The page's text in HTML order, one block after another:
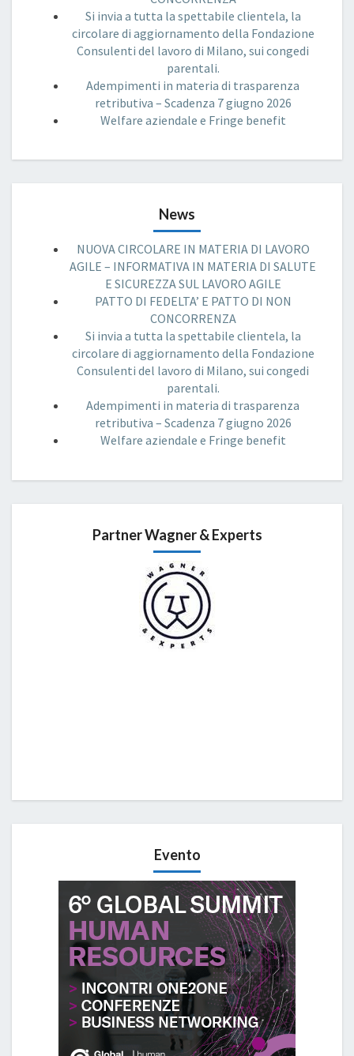
Si invia a tutta la spettabile clientela, la
circolare di aggiornamento della Fondazione
Consulenti del lavoro di Milano, sui congedi
parentali.
Adempimenti in materia di trasparenza
retributiva – Scadenza 7 giugno 2026
Welfare aziendale e Fringe benefit
News
NUOVA CIRCOLARE IN MATERIA DI LAVORO
AGILE – INFORMATIVA IN MATERIA DI SALUTE
E SICUREZZA SUL LAVORO AGILE
PATTO DI FEDELTA’ E PATTO DI NON
CONCORRENZA
Si invia a tutta la spettabile clientela, la
circolare di aggiornamento della Fondazione
Consulenti del lavoro di Milano, sui congedi
parentali.
Adempimenti in materia di trasparenza
retributiva – Scadenza 7 giugno 2026
Welfare aziendale e Fringe benefit
Partner Wagner & Experts
Evento